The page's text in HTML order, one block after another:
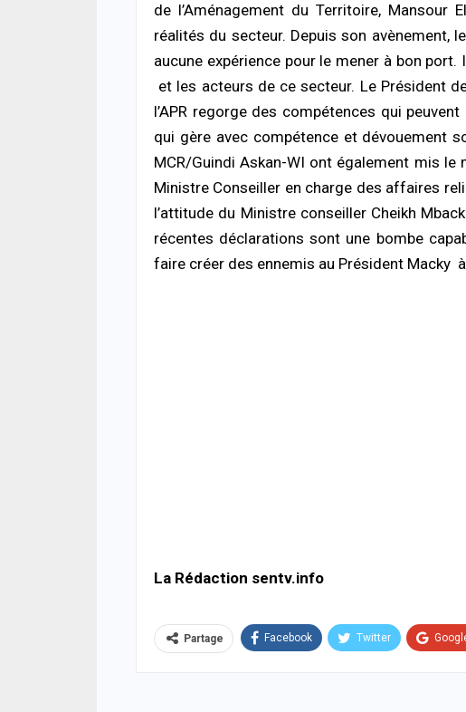
de l’Aménagement du Territoire, Mansour
réalités du secteur. Depuis son avènement,
aucune expérience pour le mener à bon
et les acteurs de ce secteur. Le Président
l’APR regorge des compétences qui
qui gère avec compétence et dévouement
MCR/Guindi Askan-WI ont également mis
Ministre Conseiller en charge des affaires
l’attitude du Ministre conseiller Cheikh
récentes déclarations sont une bombe
faire créer des ennemis au Président Macky
La Rédaction sentv.info
Partage Facebook Twitter
routes
03/08/2026 à
Magal 2026 :
toute idée de
03/08/2026 à
SOCIÉTÉ
Cérémonie
s’autodétruit »
03/08/2026 à 15:57